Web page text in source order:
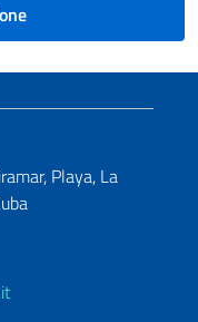
Playa, La